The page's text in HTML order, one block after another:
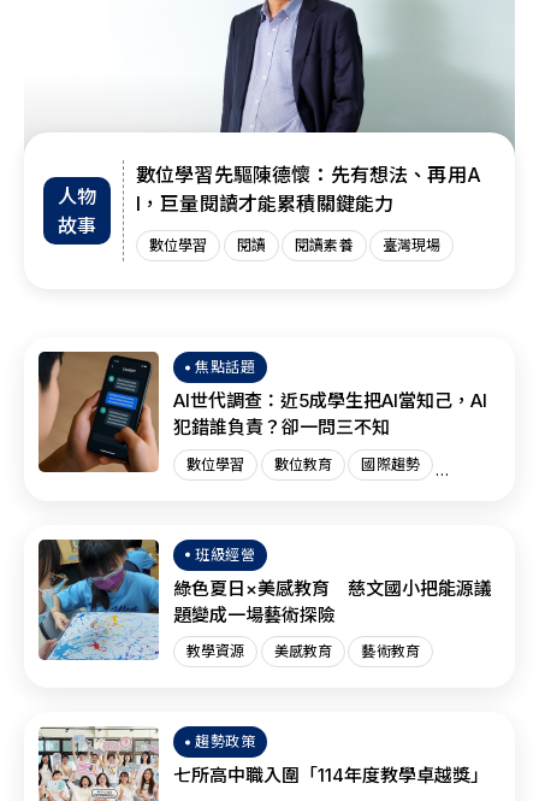
人物
故事
數位學習先驅陳德懷：先有想法、再用A
I，巨量閱讀才能累積關鍵能力
數位學習 閱讀 閱讀素養 臺灣現場
焦點話題
AI世代調查：近5成學生把AI當知己，AI
犯錯誰負責？卻一問三不知
數位學習 數位教育 國際趨勢
班級經營
綠色夏日×美感教育 慈文國小把能源議
題變成一場藝術探險
教學資源 美感教育 藝術教育
趨勢政策
七所高中職入圍「114年度教學卓越獎」